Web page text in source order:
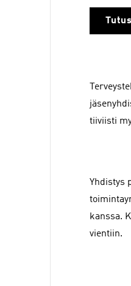
tiiviisti
Yhdistys
kanssa.
vientiin.